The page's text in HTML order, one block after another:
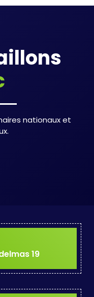
nationaux et
19